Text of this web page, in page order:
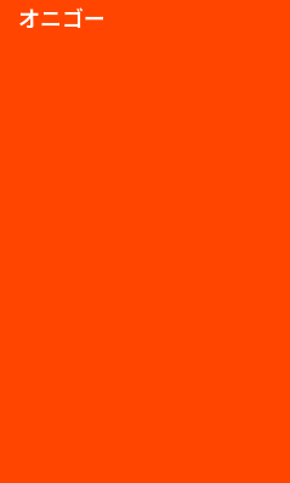
オニゴー